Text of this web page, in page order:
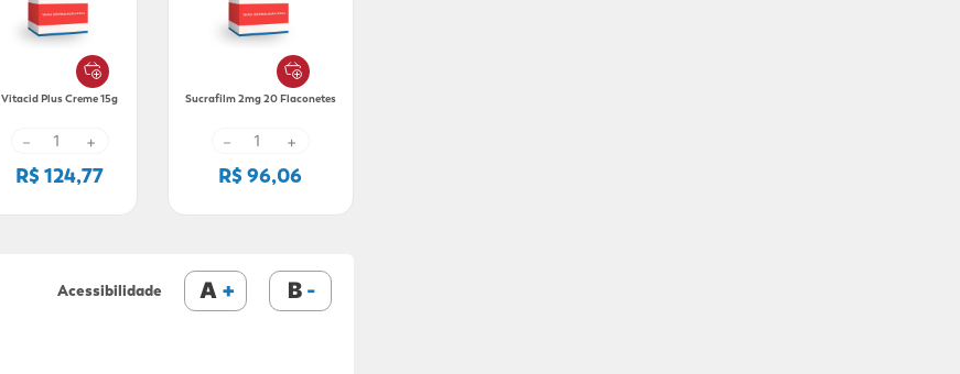
Vitacid Plus Creme 15g
－ +
R$ 124,77
Sucrafilm 2mg 20 Flaconetes
－ +
R$ 96,06
Acessibilidade A B